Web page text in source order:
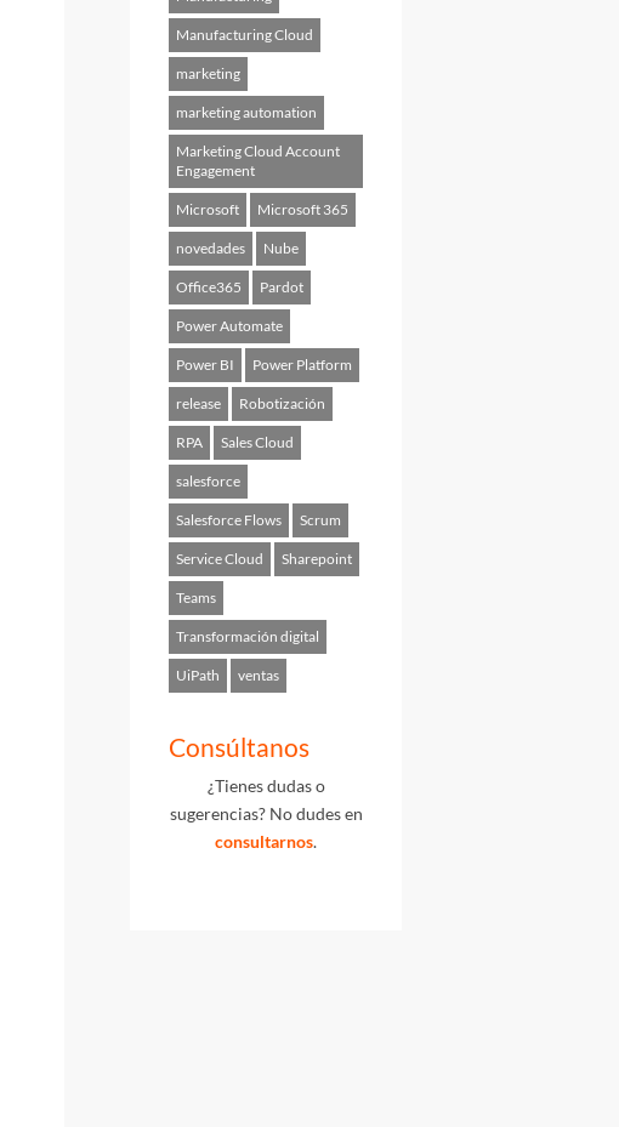
Manufacturing Cloud
marketing
marketing automation
Marketing Cloud Account
Engagement
Microsoft Microsoft 365
novedades Nube
Office365 Pardot
Power Automate
Power BI Power Platform
release Robotización
RPA Sales Cloud
salesforce
Salesforce Flows Scrum
Service Cloud Sharepoint
Teams
Transformación digital
UiPath ventas
Consúltanos
¿Tienes dudas o
sugerencias? No dudes en
consultarnos.